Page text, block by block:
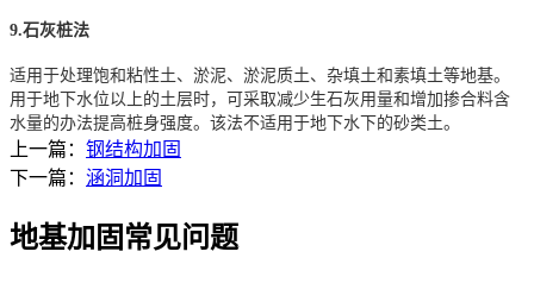
9.石灰桩法
适用于处理饱和粘性土、淤泥、淤泥质土、杂填土和素填土等地基。
用于地下水位以上的土层时，可采取减少生石灰用量和增加掺合料含
水量的办法提高桩身强度。该法不适用于地下水下的砂类土。
上一篇： 钢结构加固
下一篇： 涵洞加固
地基加固常见问题